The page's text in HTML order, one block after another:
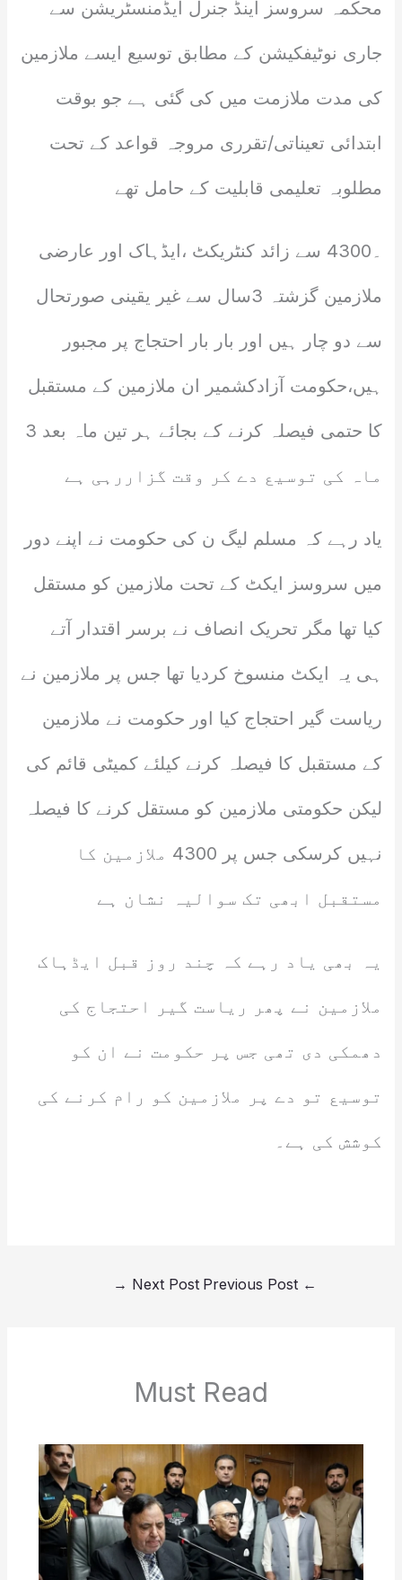
محکمہ سروسز اینڈ جنرل ایڈمنسٹریشن سے
جاری نوٹیفکیشن کے مطابق توسیع ایسے ملازمین
کی مدت ملازمت میں کی گئی ہے جو بوقت
ابتدائی تعیناتی/تقرری مروجہ قواعد کے تحت
مطلوبہ تعلیمی قابلیت کے حامل تھے
۔4300 سے زائد کنٹریکٹ ،ایڈہاک اور عارضی
ملازمین گزشتہ 3سال سے غیر یقینی صورتحال
سے دو چار ہیں اور بار بار احتجاج پر مجبور
ہیں،حکومت آزادکشمیر ان ملازمین کے مستقبل
کا حتمی فیصلہ کرنے کے بجائے ہر تین ماہ بعد 3
ماہ کی توسیع دے کر وقت گزاررہی ہے
یاد رہے کہ مسلم لیگ ن کی حکومت نے اپنے دور
میں سروسز ایکٹ کے تحت ملازمین کو مستقل
کیا تھا مگر تحریک انصاف نے برسر اقتدار آتے
ہی یہ ایکٹ منسوخ کردیا تھا جس پر ملازمین نے
ریاست گیر احتجاج کیا اور حکومت نے ملازمین
کے مستقبل کا فیصلہ کرنے کیلئے کمیٹی قائم کی
لیکن حکومتی ملازمین کو مستقل کرنے کا فیصلہ
نہیں کرسکی جس پر 4300 ملازمین کا
مستقبل ابھی تک سوالیہ نشان ہے
یہ بھی یاد رہے کہ چند روز قبل ایڈہاک
ملازمین نے پھر ریاست گیر احتجاج کی
دھمکی دی تھی جس پر حکومت نے ان کو
توسیع تو دے پر ملازمین کو رام کرنے کی
کوشش کی ہے۔
←
Next Post
→
Must Read